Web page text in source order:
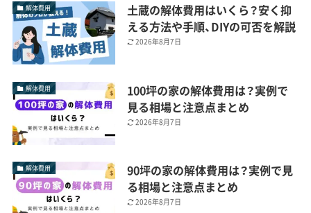
解体費用
土蔵の解体費用はいくら？安く抑
える方法や手順、DIYの可否を解説
2026年8月7日
解体費用
100坪の家の解体費用は？実例で
見る相場と注意点まとめ
2026年8月7日
解体費用
90坪の家の解体費用は？実例で見
る相場と注意点まとめ
2026年8月7日